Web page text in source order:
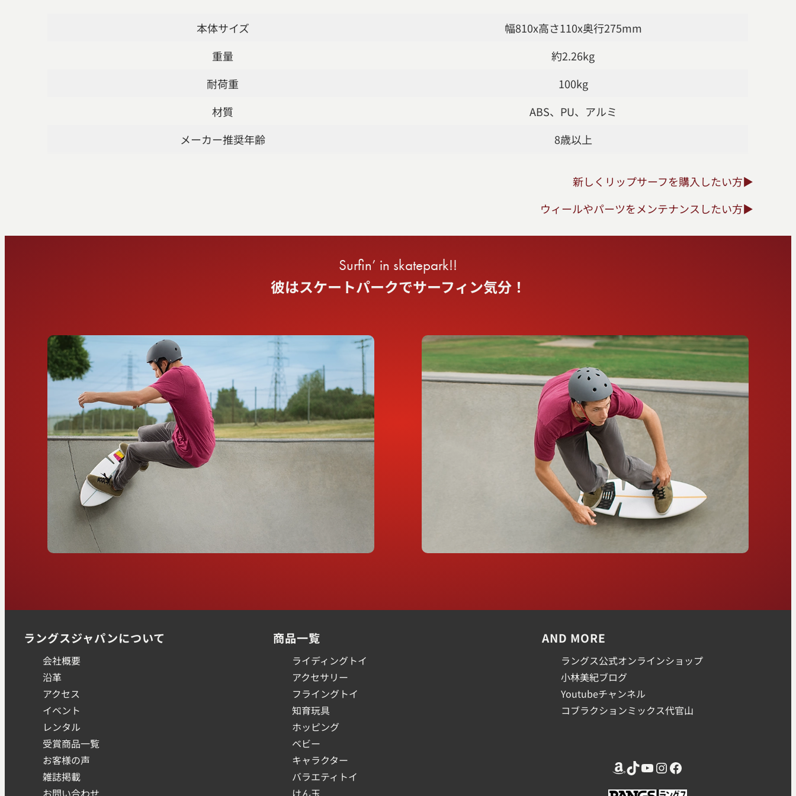
本体サイズ
幅810x高さ110x奥行275mm
重量
約2.26kg
耐荷重
100kg
材質
ABS、PU、アルミ
メーカー推奨年齢
8歳以上
新しくリップサーフを購入したい方▶
ウィールやパーツをメンテナンスしたい方▶
Surfin’ in skatepark!!
彼はスケートパークでサーフィン気分！
ラングスジャパンについて
会社概要
沿革
アクセス
イベント
レンタル
受賞商品一覧
お客様の声
雑誌掲載
お問い合わせ
商品一覧
ライディングトイ
アクセサリー
フライングトイ
知育玩具
ホッピング
ベビー
キャラクター
バラエティトイ
けん玉
AND MORE
ラングス公式オンラインショップ
小林美紀ブログ
Youtubeチャンネル
コブラクションミックス代官山
Amazon TikTok YouTube InstagramFacebook